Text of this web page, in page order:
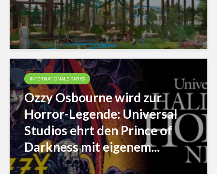
INTERNATIONALE PARKS
Ozzy Osbourne wird zur
Horror-Legende: Universal
Studios ehrt den Prince of
Darkness mit eigenem...